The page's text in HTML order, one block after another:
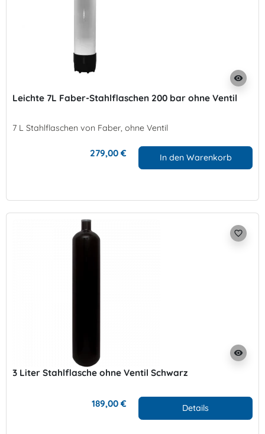
visibility
Leichte 7L Faber-Stahlflaschen 200 bar ohne Ventil
7 L Stahlflaschen von Faber, ohne Ventil
279,00 € In den Warenkorb
visibility
favorite_border
3 Liter Stahlflasche ohne Ventil Schwarz
189,00 € Details